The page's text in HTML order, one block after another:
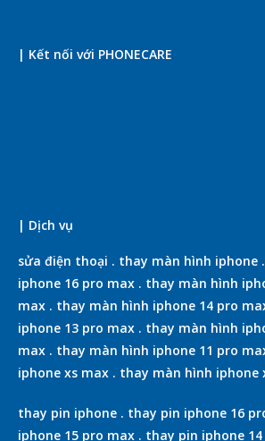
| Kết nối với PHONECARE
| Dịch vụ
sửa điện thoại . thay màn hình iphone .
iphone 16 pro max . thay màn hình
max . thay màn hình iphone 14 pro
iphone 13 pro max . thay màn hình
max . thay màn hình iphone 11 pro
iphone xs max . thay màn hình iphone
thay pin iphone . thay pin iphone 16
iphone 15 pro max . thay pin iphone